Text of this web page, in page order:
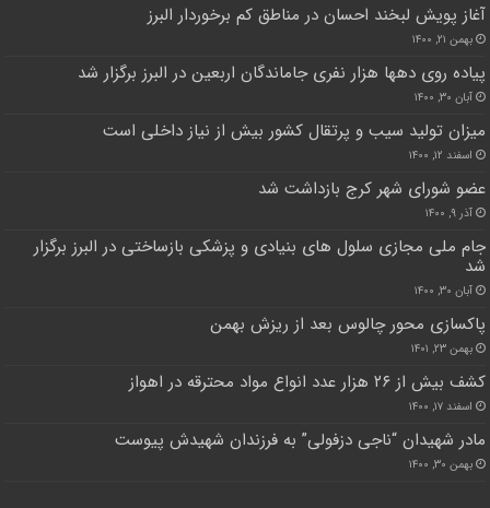
آغاز پویش لبخند احسان در مناطق کم برخوردار البرز
بهمن ۲۱, ۱۴۰۰
پیاده روی دهها هزار نفری جاماندگان اربعین در البرز برگزار شد
آبان ۳۰, ۱۴۰۰
میزان تولید سیب و پرتقال کشور بیش از نیاز داخلی است
اسفند ۱۲, ۱۴۰۰
عضو شورای شهر کرج بازداشت شد
آذر ۹, ۱۴۰۰
جام ملی مجازی سلول های بنیادی و پزشکی بازساختی در البرز برگزار
شد
آبان ۳۰, ۱۴۰۰
پاکسازی محور چالوس بعد از ریزش بهمن
بهمن ۲۳, ۱۴۰۱
کشف بیش از ۲۶ هزار عدد انواع مواد محترقه در اهواز
اسفند ۱۷, ۱۴۰۰
مادر شهیدان “ناجی دزفولی” به فرزندان شهیدش پیوست
بهمن ۳۰, ۱۴۰۰